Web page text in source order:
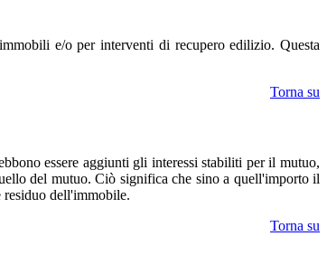
e/o per interventi di recupero edilizio. Questa
Torna su
essere aggiunti gli interessi stabiliti per il mutuo,
del mutuo. Ciò significa che sino a quell'importo il
residuo dell'immobile.
Torna su